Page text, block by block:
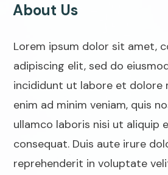
About Us
Lorem ipsum dolor sit amet,
adipiscing elit, sed do
incididunt ut labore et dolore
enim ad minim veniam, quis
ullamco laboris nisi ut aliquip
consequat. Duis aute irure
reprehenderit in voluptate